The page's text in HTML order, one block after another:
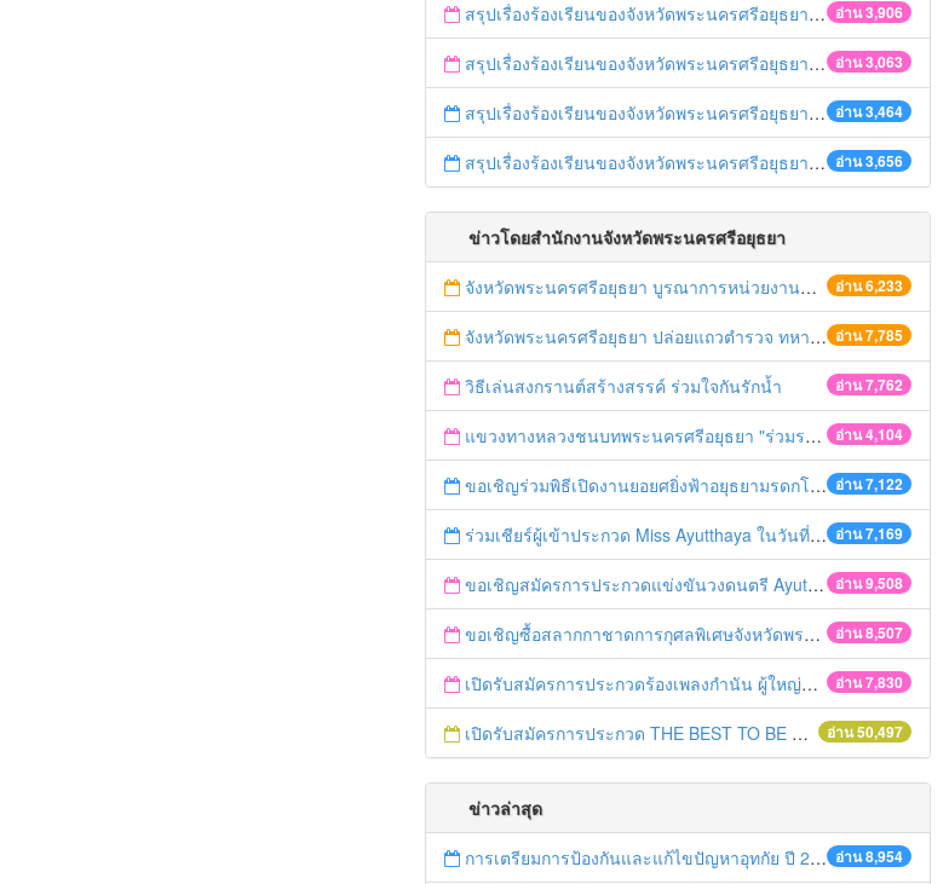
อ่าน 3,906
สรุปเรื่องร้องเรียนของจังหวัดพระนครศรีอยุธยา ประจำวันที่ 27-31 กรกฎาคม 2558
อ่าน 3,063
สรุปเรื่องร้องเรียนของจังหวัดพระนครศรีอยุธยา ประจำวันที่ 20-24 กรกฎาคม 2558
อ่าน 3,464
สรุปเรื่องร้องเรียนของจังหวัดพระนครศรีอยุธยา ประจำวันที่ 13-17 กรกฎาคม 2558
อ่าน 3,656
สรุปเรื่องร้องเรียนของจังหวัดพระนครศรีอยุธยา ประจำวันที่ 6-10 กรกฎาคม 2558
ข่าวโดยสำนักงานจังหวัดพระนครศรีอยุธยา
อ่าน 6,233
จังหวัดพระนครศรีอยุธยา บูรณาการหน่วยงานที่เกี่ยวข้อง ลงพื้นที่จัดระเบียบและดำเนินมาตรการตามบทลงโทษสูงสุดกับผู้ประกอบการร้านค้าที่ยังฝ่าฝืนตั้งร้านค้ารุกล้ำเขตพื้นที่ทางหลวง เตรียมความปลอดภัยก่อนเทศกาลสงกรานต์
อ่าน 7,785
จังหวัดพระนครศรีอยุธยา ปล่อยแถวตำรวจ ทหาร ฝ่ายปกครอง กว่า 100 นาย ตรวจเข้มท่ารถสาธารณะ สถานีขนส่งรถโดยสาร วินรถตู้ และสถานีรถไฟ เตรียมรับมือเทศกาลสงกรานต์
อ่าน 7,762
วิธีเล่นสงกรานต์สร้างสรรค์ ร่วมใจกันรักน้ำ
อ่าน 4,104
แขวงทางหลวงชนบทพระนครศรีอยุธยา "ร่วมรณรงค์ ขับช้า เปิดไฟหน้า คาดเข็มขัด" เทศกาลสงกรานต์ ปี 2561
อ่าน 7,122
ขอเชิญร่วมพิธีเปิดงานยอยศยิ่งฟ้าอยุธยามรดกโลก
อ่าน 7,169
ร่วมเชียร์ผู้เข้าประกวด Miss Ayutthaya ในวันที่ 15 ธันวาคม 2560
อ่าน 9,508
ขอเชิญสมัครการประกวดแข่งขันวงดนตรี Ayutthaya battle of the bands
อ่าน 8,507
ขอเชิญซื้อสลากกาชาดการกุศลพิเศษจังหวัดพระนครศรีอยุธยา 2560
อ่าน 7,830
เปิดรับสมัครการประกวดร้องเพลงกำนัน ผู้ใหญ่บ้าน ฯลฯ
อ่าน 50,497
เปิดรับสมัครการประกวด THE BEST TO BE NUMBER ONE
ข่าวล่าสุด
อ่าน 8,954
การเตรียมการป้องกันและแก้ไขปัญหาอุทกัย ปี 2561